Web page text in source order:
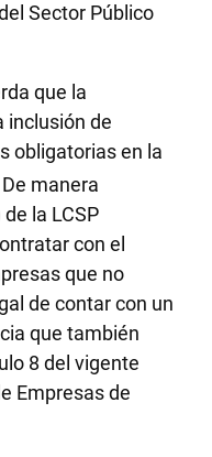
Sector Público
que la
inclusión de
obligatorias en la
De manera
la LCSP
con el
que no
de contar con un
que también
8 del vigente
Empresas de